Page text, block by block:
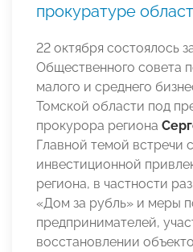
прокуратуре
22 октября состоялось
Общественного совета
малого и среднего
Томской области под
прокурора региона
Главной темой встречи
инвестиционной
региона, в частности
«Дом за рубль» и меры
предпринимателей,
восстановлении